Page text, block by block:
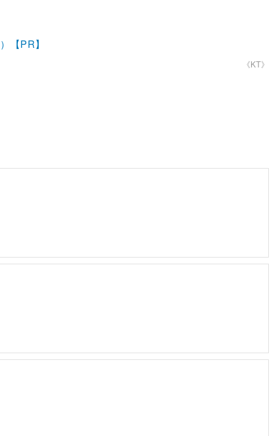
【PR】
《KT》